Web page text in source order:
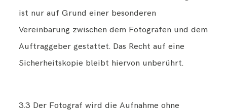
ist nur auf Grund einer besonderen
Vereinbarung zwischen dem Fotografen und dem
Auftraggeber gestattet. Das Recht auf eine
Sicherheitskopie bleibt hiervon unberührt.
3.3 Der Fotograf wird die Aufnahme ohne